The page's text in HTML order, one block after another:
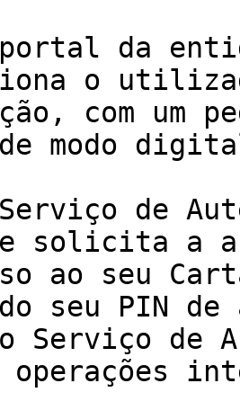
da
o
com um
modo
de
e solicita a
ao seu
seu PIN
Serviço de
operações